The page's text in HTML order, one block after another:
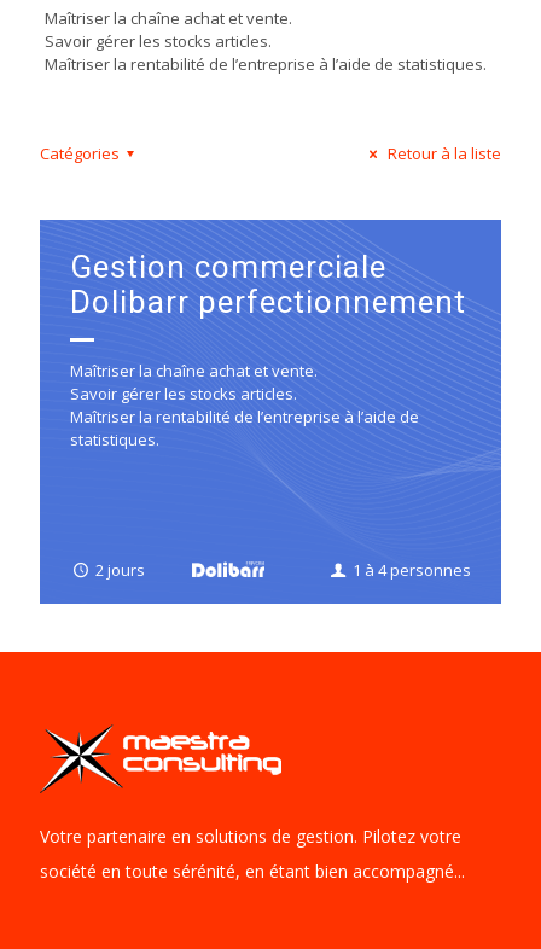
Maîtriser la chaîne achat et vente.
Savoir gérer les stocks articles.
Maîtriser la rentabilité de l’entreprise à l’aide de statistiques.
Catégories Retour à la liste
Gestion commerciale
Dolibarr perfectionnement
Maîtriser la chaîne achat et vente.
Savoir gérer les stocks articles.
Maîtriser la rentabilité de l’entreprise à l’aide de
statistiques.
2 jours 1 à 4 personnes
Votre partenaire en solutions de gestion. Pilotez votre
société en toute sérénité, en étant bien accompagné...